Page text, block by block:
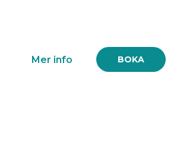
BOKA
Mer info